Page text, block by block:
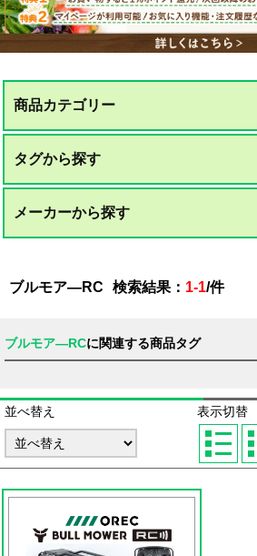
商品カテゴリー
タグから探す
メーカーから探す
ブルモア―RC 検索結果： 1-1/件
ブルモア―RCに関連する商品タグ
並べ替え 表示切替